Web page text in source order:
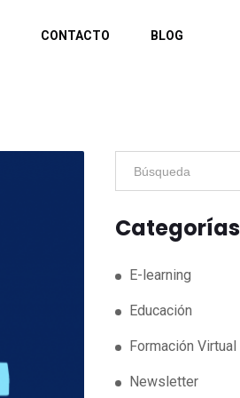
CONTACTO BLOG
Categorías
E-learning
Educación
Formación Virtual
Newsletter